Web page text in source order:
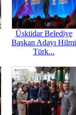
Üsküdar Belediye
Başkan Adayı Hilmi
Türk...